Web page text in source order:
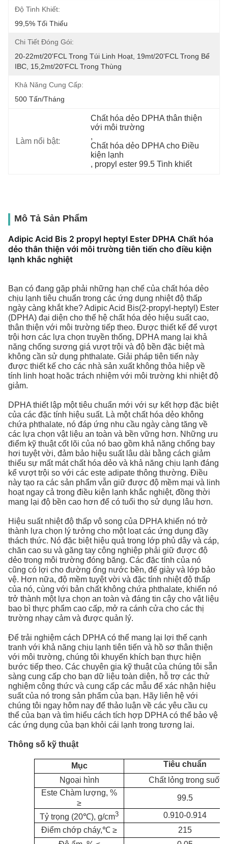
Độ Tinh Khiết:
99,5% Tối Thiểu
Chi Tiết Đóng Gói:
20-22mt/20'FCL Trong Túi Linh Hoạt, 19mt/20'FCL Trong Bể
IBC, 15,2mt/20'FCL Trong Thùng
Khả Năng Cung Cấp:
500 Tấn/tháng
Làm nổi bật:
Chất hóa dẻo DPHA thân thiện
với môi trường
,
Chất hóa dẻo DPHA cho Điều
kiện lạnh
, propyl ester 99.5 Tinh khiết
Mô Tả Sản Phẩm
Adipic Acid Bis 2 propyl heptyl Ester DPHA Chất hóa
dẻo thân thiện với môi trường tiên tiến cho điều kiện
lạnh khắc nghiệt
Bạn có đang gặp phải những hạn chế của chất hóa dẻo
chịu lạnh tiêu chuẩn trong các ứng dụng nhiệt độ thấp
ngày càng khắt khe? Adipic Acid Bis(2-propyl-heptyl) Ester
(DPHA) đại diện cho thế hệ chất hóa dẻo hiệu suất cao,
thân thiện với môi trường tiếp theo. Được thiết kế để vượt
trội hơn các lựa chọn truyền thống, DPHA mang lại khả
năng chống sương giá vượt trội và độ bền đặc biệt mà
không cần sử dụng phthalate. Giải pháp tiên tiến này
được thiết kế cho các nhà sản xuất không thỏa hiệp về
tính linh hoạt hoặc trách nhiệm với môi trường khi nhiệt độ
giảm.
DPHA thiết lập một tiêu chuẩn mới với sự kết hợp đặc biệt
của các đặc tính hiệu suất. Là một chất hóa dẻo không
chứa phthalate, nó đáp ứng nhu cầu ngày càng tăng về
các lựa chọn vật liệu an toàn và bền vững hơn. Những ưu
điểm kỹ thuật cốt lõi của nó bao gồm khả năng chống bay
hơi tuyệt vời, đảm bảo hiệu suất lâu dài bằng cách giảm
thiểu sự mất mát chất hóa dẻo và khả năng chịu lạnh đáng
kể vượt trội so với các este adipate thông thường. Điều
này tạo ra các sản phẩm vẫn giữ được độ mềm mại và linh
hoạt ngay cả trong điều kiện lạnh khắc nghiệt, đồng thời
mang lại độ bền cao hơn để có tuổi thọ sử dụng lâu hơn.
Hiệu suất nhiệt độ thấp vô song của DPHA khiến nó trở
thành lựa chọn lý tưởng cho một loạt các ứng dụng đầy
thách thức. Nó đặc biệt hiệu quả trong lớp phủ dây và cáp,
chăn cao su và găng tay công nghiệp phải giữ được độ
dẻo trong môi trường đóng băng. Các đặc tính của nó
cũng có lợi cho đường ống nước bền, đế giày và lớp bảo
vệ. Hơn nữa, độ mềm tuyệt vời và đặc tính nhiệt độ thấp
của nó, cùng với bản chất không chứa phthalate, khiến nó
trở thành một lựa chọn an toàn và đáng tin cậy cho vật liệu
bao bì thực phẩm cao cấp, mở ra cánh cửa cho các thị
trường nhạy cảm và được quản lý.
Để trải nghiệm cách DPHA có thể mang lại lợi thế cạnh
tranh với khả năng chịu lạnh tiên tiến và hồ sơ thân thiện
với môi trường, chúng tôi khuyến khích bạn thực hiện
bước tiếp theo. Các chuyên gia kỹ thuật của chúng tôi sẵn
sàng cung cấp cho bạn dữ liệu toàn diện, hỗ trợ các thử
nghiệm công thức và cung cấp các mẫu để xác nhận hiệu
suất của nó trong sản phẩm của bạn. Hãy liên hệ với
chúng tôi ngay hôm nay để thảo luận về các yêu cầu cụ
thể của bạn và tìm hiểu cách tích hợp DPHA có thể bảo vệ
các ứng dụng của bạn khỏi cái lạnh trong tương lai.
Thông số kỹ thuật
Mục
Tiêu chuẩn
Ngoại hình
Chất lỏng trong suốt
Este Chàm lượng,%
≥
99.5
Tỷ trọng (20℃), g/cm3
0.910-0.914
Điểm chớp cháy,℃ ≥
215